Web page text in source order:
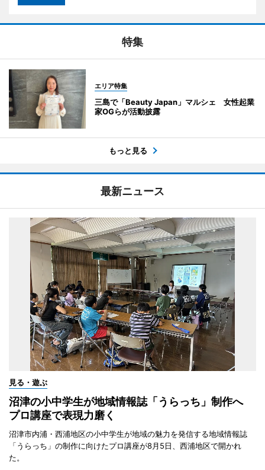
特集
エリア特集
三島で「Beauty Japan」マルシェ 女性起業
家OGらが活動披露
もっと見る
最新ニュース
見る・遊ぶ
沼津の小中学生が地域情報誌「うらっち」制作へ
プロ講座で表現力磨く
沼津市内浦・西浦地区の小中学生が地域の魅力を発信する地域情報誌
「うらっち」の制作に向けたプロ講座が8月5日、西浦地区で開かれ
た。